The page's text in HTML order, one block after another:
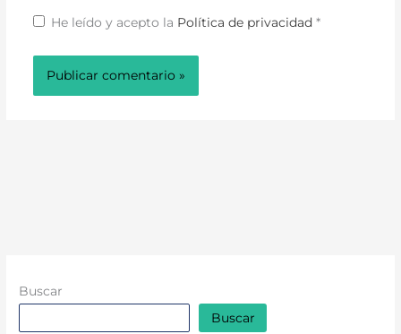
He leído y acepto la Política de privacidad *
Buscar
Buscar